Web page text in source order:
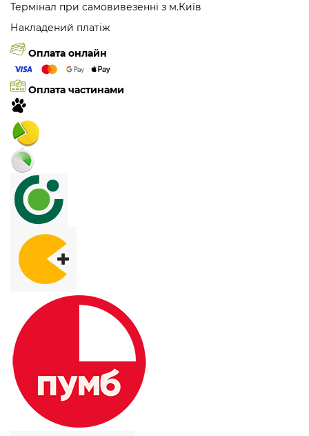
Термінал при самовивезенні з м.Київ
Накладений платіж
Оплата онлайн
Оплата частинами